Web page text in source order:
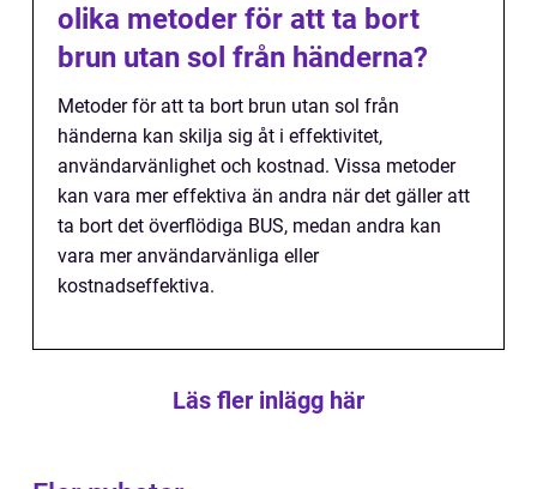
olika metoder för att ta bort
brun utan sol från händerna?
Metoder för att ta bort brun utan sol från
händerna kan skilja sig åt i effektivitet,
användarvänlighet och kostnad. Vissa metoder
kan vara mer effektiva än andra när det gäller att
ta bort det överflödiga BUS, medan andra kan
vara mer användarvänliga eller
kostnadseffektiva.
Läs fler inlägg här